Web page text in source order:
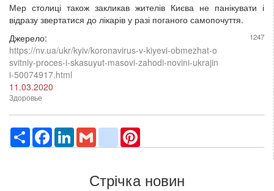
Мер столиці також закликав жителів Києва не панікувати і
відразу звертатися до лікарів у разі поганого самопочуття.
Джерело:
https://nv.ua/ukr/kyiv/koronavirus-v-kiyevi-obmezhat-o
svitniy-proces-i-skasuyut-masovi-zahodi-novini-ukrajin
i-50074917.html
1247
11.03.2020
Здоровье
РесурсFacebook
LinkedInGmail google_bookmarks
Стрічка новин